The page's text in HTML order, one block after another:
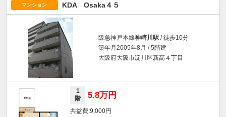
マンション KDA Osaka４５
阪急神戸本線神崎川駅 / 徒歩10分
築年月2005年8月 / 5階建
大阪府大阪市淀川区新高４丁目
1
階
5.8万円
9,000円